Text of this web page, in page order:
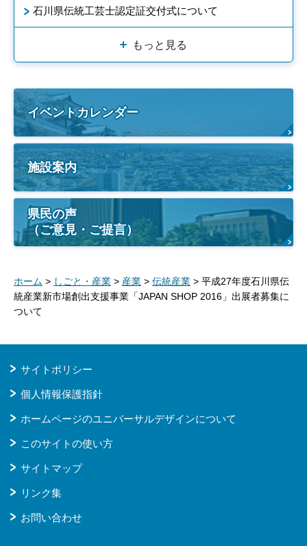
石川県伝統工芸士認定証交付式について
もっと見る
イベントカレンダー
施設案内
県民の声
（ご意見・ご提言）
ホーム > しごと・産業 > 産業 > 伝統産業 > 平成27年度石川県伝
統産業新市場創出支援事業「JAPAN SHOP 2016」出展者募集に
ついて
サイトポリシー
個人情報保護指針
ホームページのユニバーサルデザインについて
このサイトの使い方
サイトマップ
リンク集
お問い合わせ